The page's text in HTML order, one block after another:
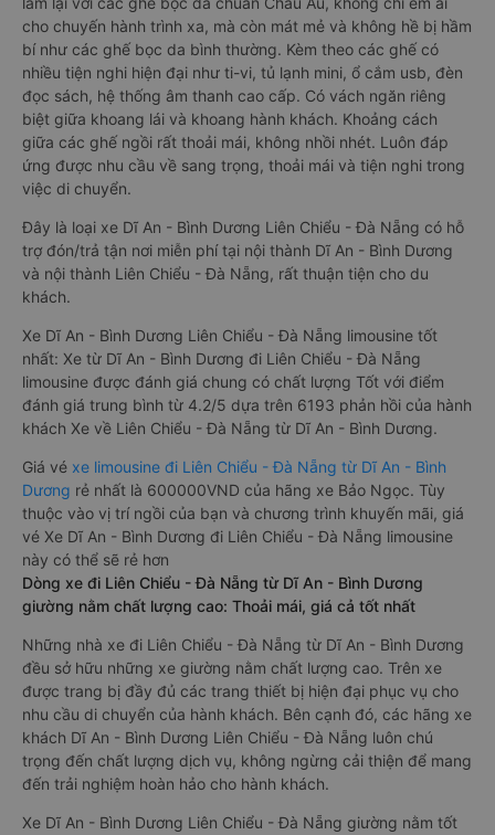
cho chuyến hành trình xa, mà còn mát mẻ và không hề bị hầm
bí như các ghế bọc da bình thường. Kèm theo các ghế có
nhiều tiện nghi hiện đại như ti-vi, tủ lạnh mini, ổ cắm usb, đèn
đọc sách, hệ thống âm thanh cao cấp. Có vách ngăn riêng
biệt giữa khoang lái và khoang hành khách. Khoảng cách
giữa các ghế ngồi rất thoải mái, không nhồi nhét. Luôn đáp
ứng được nhu cầu về sang trọng, thoải mái và tiện nghi trong
việc di chuyển.
Đây là loại xe Dĩ An - Bình Dương Liên Chiểu - Đà Nẵng có hỗ
trợ đón/trả tận nơi miễn phí tại nội thành Dĩ An - Bình Dương
và nội thành Liên Chiểu - Đà Nẵng, rất thuận tiện cho du
khách.
Xe Dĩ An - Bình Dương Liên Chiểu - Đà Nẵng limousine tốt
nhất: Xe từ Dĩ An - Bình Dương đi Liên Chiểu - Đà Nẵng
limousine được đánh giá chung có chất lượng Tốt với điểm
đánh giá trung bình từ 4.2/5 dựa trên 6193 phản hồi của hành
khách Xe về Liên Chiểu - Đà Nẵng từ Dĩ An - Bình Dương.
Giá vé xe limousine đi Liên Chiểu - Đà Nẵng từ Dĩ An - Bình
Dương rẻ nhất là 600000VND của hãng xe Bảo Ngọc. Tùy
thuộc vào vị trí ngồi của bạn và chương trình khuyến mãi, giá
vé Xe Dĩ An - Bình Dương đi Liên Chiểu - Đà Nẵng limousine
này có thể sẽ rẻ hơn
Dòng xe đi Liên Chiểu - Đà Nẵng từ Dĩ An - Bình Dương
giường nằm chất lượng cao: Thoải mái, giá cả tốt nhất
Những nhà xe đi Liên Chiểu - Đà Nẵng từ Dĩ An - Bình Dương
đều sở hữu những xe giường nằm chất lượng cao. Trên xe
được trang bị đầy đủ các trang thiết bị hiện đại phục vụ cho
nhu cầu di chuyển của hành khách. Bên cạnh đó, các hãng xe
khách Dĩ An - Bình Dương Liên Chiểu - Đà Nẵng luôn chú
trọng đến chất lượng dịch vụ, không ngừng cải thiện để mang
đến trải nghiệm hoàn hảo cho hành khách.
Xe Dĩ An - Bình Dương Liên Chiểu - Đà Nẵng giường nằm tốt